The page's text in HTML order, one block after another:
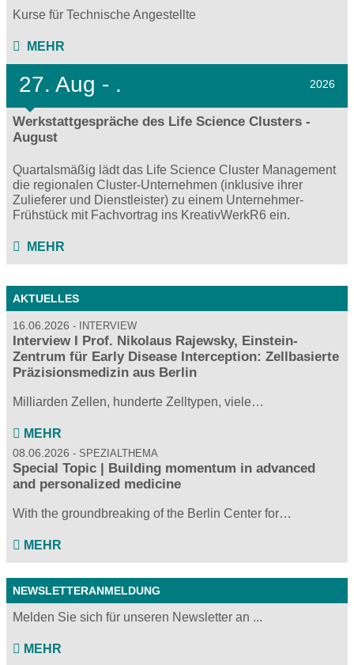
Kurse für Technische Angestellte
MEHR
27. Aug - . 2026
Werkstattgespräche des Life Science Clusters -
August
Quartalsmäßig lädt das Life Science Cluster Management
die regionalen Cluster-Unternehmen (inklusive ihrer
Zulieferer und Dienstleister) zu einem Unternehmer-
Frühstück mit Fachvortrag ins KreativWerkR6 ein.
MEHR
AKTUELLES
16.06.2026 INTERVIEW
Interview I Prof. Nikolaus Rajewsky, Einstein-
Zentrum für Early Disease Interception: Zellbasierte
Präzisionsmedizin aus Berlin
Milliarden Zellen, hunderte Zelltypen, viele…
MEHR
08.06.2026 SPEZIALTHEMA
Special Topic | Building momentum in advanced
and personalized medicine
With the groundbreaking of the Berlin Center for…
MEHR
NEWSLETTERANMELDUNG
Melden Sie sich für unseren Newsletter an ...
MEHR